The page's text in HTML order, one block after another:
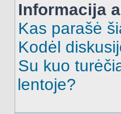
Informacija
Kas parašė
Kodėl
Su kuo
lentoje?